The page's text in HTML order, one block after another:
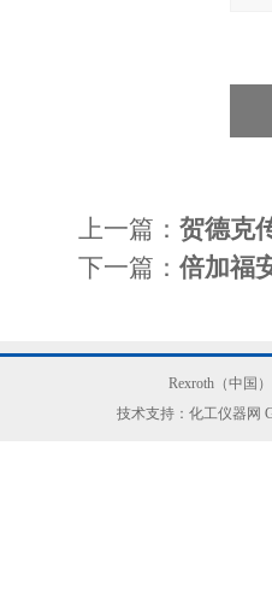
上一篇： 贺德克
下一篇： 倍加福
Rexroth（中国
技术支持：化工仪器网